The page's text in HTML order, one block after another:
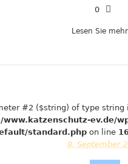
0
Lesen Sie mehr
#2 ($string) of type string
ev.de/
standard.php on line
8. September